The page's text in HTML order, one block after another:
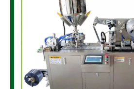
Pequeña máquina de embalaje de tableta/cápsula